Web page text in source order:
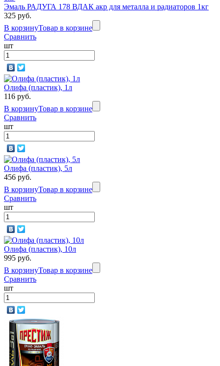
Эмаль РАДУГА 178 ВДАК акр для металла и радиаторов 1кг
325 руб.
В корзинуТовар в корзине
Сравнить
шт
Олифа (пластик), 1л
116 руб.
В корзинуТовар в корзине
Сравнить
шт
Олифа (пластик), 5л
456 руб.
В корзинуТовар в корзине
Сравнить
шт
Олифа (пластик), 10л
995 руб.
В корзинуТовар в корзине
Сравнить
шт